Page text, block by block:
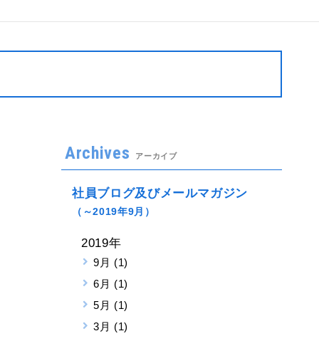
Archives アーカイブ
社員ブログ及びメールマガジン
（～2019年9月）
2019年
9月 (1)
6月 (1)
5月 (1)
3月 (1)